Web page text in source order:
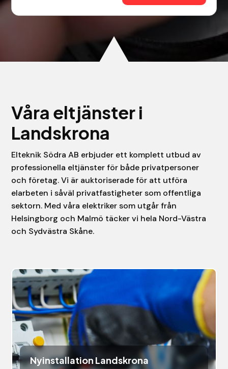
Våra eltjänster i
Landskrona
Elteknik Södra AB erbjuder ett komplett utbud av
professionella eltjänster för både privatpersoner
och företag. Vi är auktoriserade för att utföra
elarbeten i såväl privatfastigheter som offentliga
sektorn. Med våra elektriker som utgår från
Helsingborg och Malmö täcker vi hela Nord-Västra
och Sydvästra Skåne.
Nyinstallation Landskrona